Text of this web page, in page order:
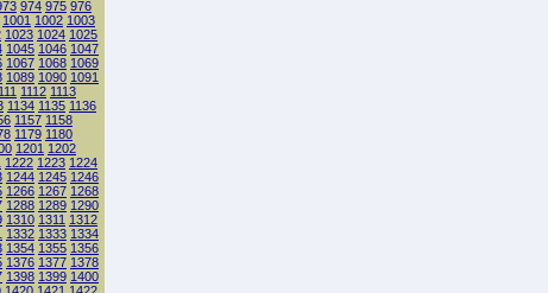
974 975 976
1001 1002 1003
1023 1024 1025
1045 1046 1047
1067 1068 1069
1089 1090 1091
1112 1113
1134 1135 1136
1157 1158
1179 1180
1201 1202
1222 1223 1224
1244 1245 1246
1266 1267 1268
1288 1289 1290
1310 1311 1312
1332 1333 1334
1354 1355 1356
1376 1377 1378
1398 1399 1400